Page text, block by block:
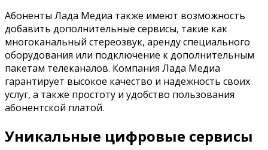
Абоненты Лада Медиа также имеют возможность
добавить дополнительные сервисы, такие как
многоканальный стереозвук, аренду специального
оборудования или подключение к дополнительным
пакетам телеканалов. Компания Лада Медиа
гарантирует высокое качество и надежность своих
услуг, а также простоту и удобство пользования
абонентской платой.
Уникальные цифровые сервисы